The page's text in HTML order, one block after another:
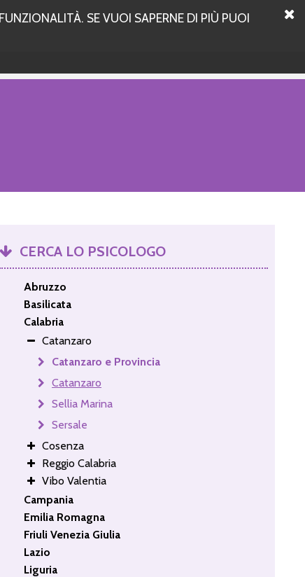
SE VUOI SAPERNE DI PIÙ PUOI
CERCA LO PSICOLOGO
Abruzzo
Basilicata
Calabria
Catanzaro
Catanzaro e Provincia
Catanzaro
Sellia Marina
Sersale
Cosenza
Reggio Calabria
Vibo Valentia
Campania
Emilia Romagna
Friuli Venezia Giulia
Lazio
Liguria